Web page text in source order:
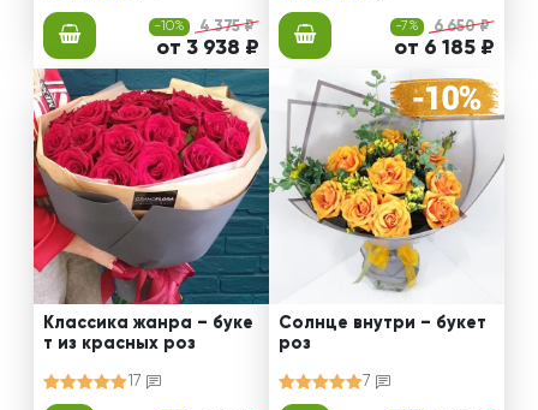
-10% 4 375 ₽
от 3 938 ₽
-7% 6 650 ₽
от 6 185 ₽
Классика жанра – буке
т из красных роз
17
Солнце внутри – букет
роз
7